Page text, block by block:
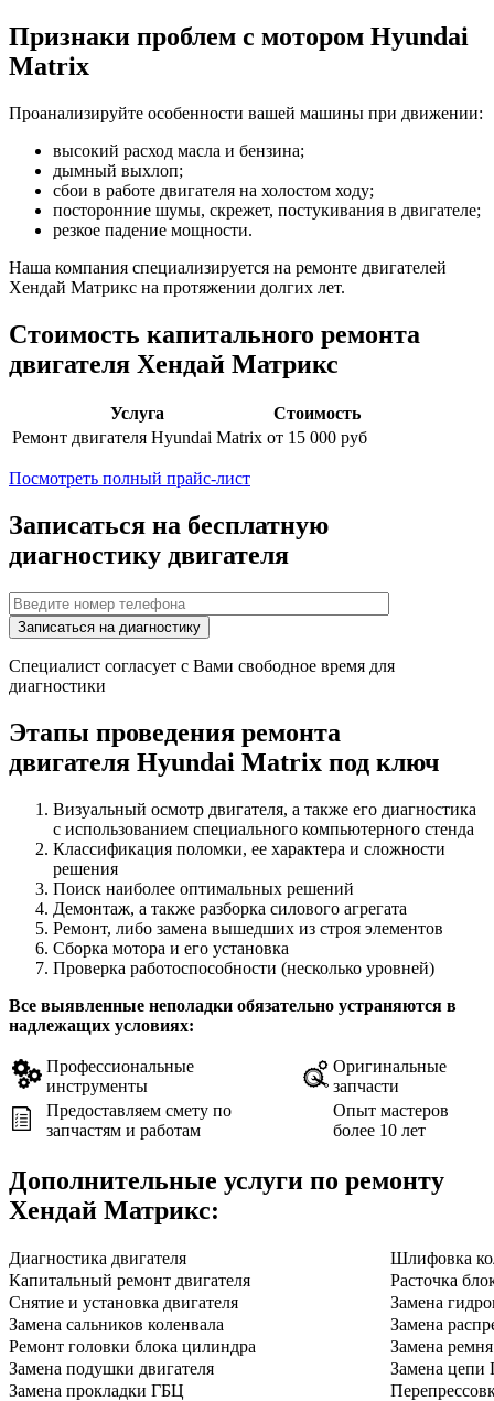
Признаки проблем с мотором Hyundai
Matrix
Проанализируйте особенности вашей машины при движении:
высокий расход масла и бензина;
дымный выхлоп;
сбои в работе двигателя на холостом ходу;
посторонние шумы, скрежет, постукивания в двигателе;
резкое падение мощности.
Наша компания специализируется на ремонте двигателей
Хендай Матрикс на протяжении долгих лет.
Стоимость капитального ремонта
двигателя Хендай Матрикс
Услуга
Стоимость
Ремонт двигателя Hyundai Matrix от 15 000 руб
Посмотреть полный прайс-лист
Записаться на бесплатную
диагностику двигателя
Специалист согласует с Вами свободное время для
диагностики
Этапы проведения ремонта
двигателя Hyundai Matrix под ключ
Визуальный осмотр двигателя, а также его диагностика
с использованием специального компьютерного стенда
Классификация поломки, ее характера и сложности
решения
Поиск наиболее оптимальных решений
Демонтаж, а также разборка силового агрегата
Ремонт, либо замена вышедших из строя элементов
Сборка мотора и его установка
Проверка работоспособности (несколько уровней)
Все выявленные неполадки обязательно устраняются в
надлежащих условиях:
Профессиональные
инструменты
Оригинальные
запчасти
Предоставляем смету по
запчастям и работам
Опыт мастеров
более 10 лет
Дополнительные услуги по ремонту
Хендай Матрикс:
Диагностика двигателя
Шлифовка
Капитальный ремонт двигателя
Расточка
Снятие и установка двигателя
Замена
Замена сальников коленвала
Замена
Ремонт головки блока цилиндра
Замена
Замена подушки двигателя
Замена
Замена прокладки ГБЦ